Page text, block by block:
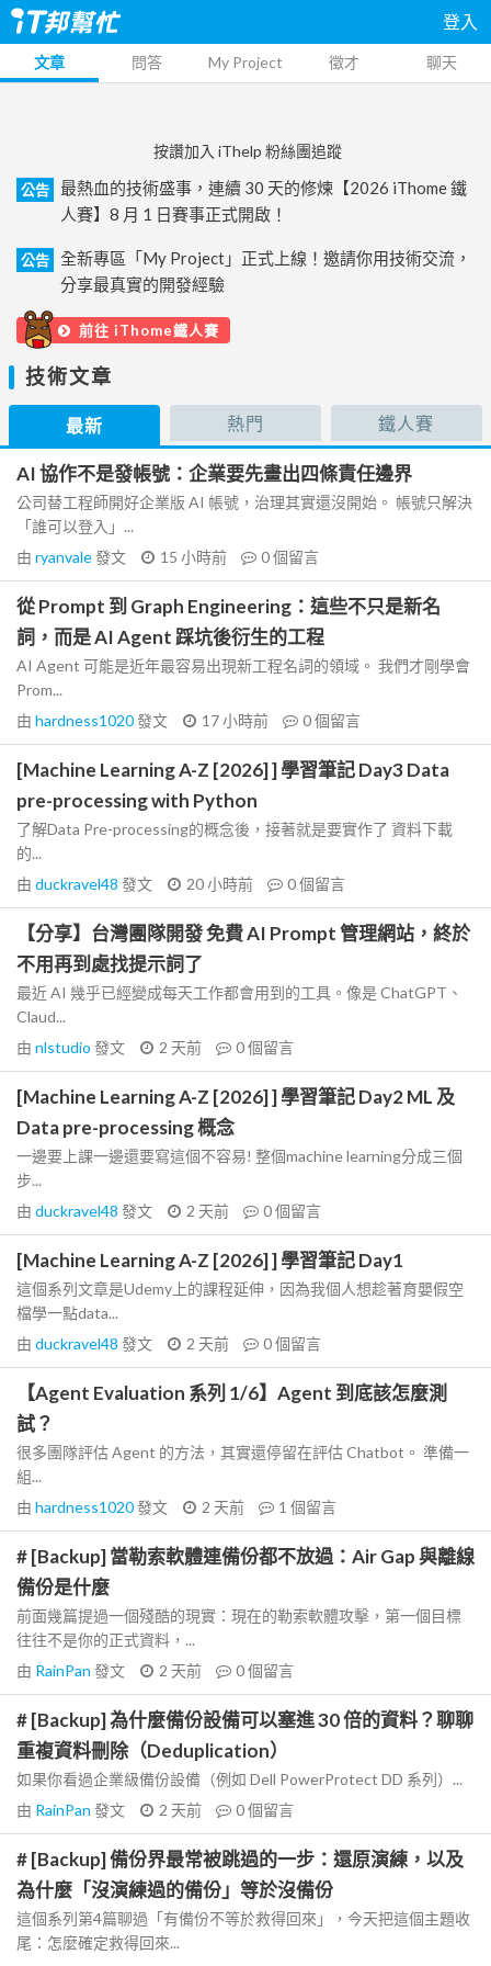
登入
文章 問答 My Project 徵才 聊天
按讚加入 iThelp 粉絲團追蹤
公告
最熱血的技術盛事，連續 30 天的修煉【2026 iThome 鐵
人賽】8 月 1 日賽事正式開啟！
公告
全新專區「My Project」正式上線！邀請你用技術交流，
分享最真實的開發經驗
前往 iThome鐵人賽
技術文章
最新 熱門 鐵人賽
AI 協作不是發帳號：企業要先畫出四條責任邊界
公司替工程師開好企業版 AI 帳號，治理其實還沒開始。 帳號只解決
「誰可以登入」...
由 ryanvale發文 15 小時前 0個留言
從 Prompt 到 Graph Engineering：這些不只是新名
詞，而是 AI Agent 踩坑後衍生的工程
AI Agent 可能是近年最容易出現新工程名詞的領域。 我們才剛學會
Prom...
由 hardness1020發文 17 小時前 0個留言
[Machine Learning A-Z [2026] ] 學習筆記 Day3 Data
pre-processing with Python
了解Data Pre-processing的概念後，接著就是要實作了 資料下載
的...
由 duckravel48 發文 20 小時前 0個留言
【分享】台灣團隊開發 免費 AI Prompt 管理網站，終於
不用再到處找提示詞了
最近 AI 幾乎已經變成每天工作都會用到的工具。像是 ChatGPT、
Claud...
由 nlstudio 發文 2 天前 0個留言
[Machine Learning A-Z [2026] ] 學習筆記 Day2 ML 及
Data pre-processing 概念
一邊要上課一邊還要寫這個不容易! 整個machine learning分成三個
步...
由 duckravel48 發文 2 天前 0個留言
[Machine Learning A-Z [2026] ] 學習筆記 Day1
這個系列文章是Udemy上的課程延伸，因為我個人想趁著育嬰假空
檔學一點data...
由 duckravel48 發文 2 天前 0個留言
【Agent Evaluation 系列 1/6】Agent 到底該怎麼測
試？
很多團隊評估 Agent 的方法，其實還停留在評估 Chatbot。 準備一
組...
由 hardness1020發文 2 天前 1 個留言
# [Backup] 當勒索軟體連備份都不放過：Air Gap 與離線
備份是什麼
前面幾篇提過一個殘酷的現實：現在的勒索軟體攻擊，第一個目標
往往不是你的正式資料，...
由 RainPan 發文 2 天前 0個留言
# [Backup] 為什麼備份設備可以塞進 30 倍的資料？聊聊
重複資料刪除（Deduplication）
如果你看過企業級備份設備（例如 Dell PowerProtect DD 系列）...
由 RainPan 發文 2 天前 0個留言
# [Backup] 備份界最常被跳過的一步：還原演練，以及
為什麼「沒演練過的備份」等於沒備份
這個系列第4篇聊過「有備份不等於救得回來」，今天把這個主題收
尾：怎麼確定救得回來...